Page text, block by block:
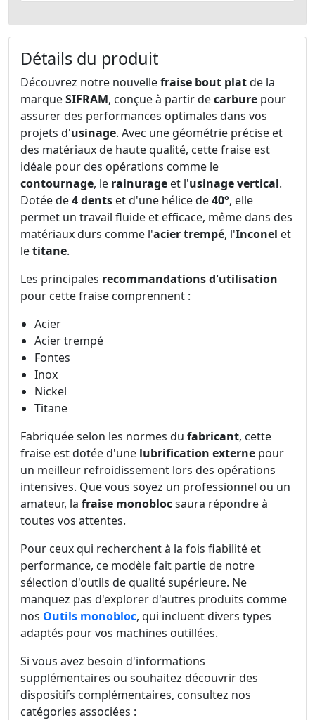
Détails du produit
Découvrez notre nouvellefraise bout platde la
marqueSIFRAM, conçue à partir decarbure pour
assurer des performances optimales dans vos
projets d'usinage. Avec une géométrie précise et
des matériaux de haute qualité, cette fraise est
idéale pour des opérations comme le
contournage, le rainurage et l'usinage vertical.
Dotée de4 dents et d'une hélice de40°, elle
permet un travail fluide et efficace, même dans des
matériaux durs comme l'acier trempé, l'Inconel et
letitane.
Les principales recommandations d'utilisation
pour cette fraise comprennent :
Acier
Acier trempé
Fontes
Inox
Nickel
Titane
Fabriquée selon les normes du fabricant, cette
fraise est dotée d'une lubrification externe pour
un meilleur refroidissement lors des opérations
intensives. Que vous soyez un professionnel ou un
amateur, la fraise monoblocsaura répondre à
toutes vos attentes.
Pour ceux qui recherchent à la fois fiabilité et
performance, ce modèle fait partie de notre
sélection d'outils de qualité supérieure. Ne
manquez pas d'explorer d'autres produits comme
nos Outils monobloc, qui incluent divers types
adaptés pour vos machines outillées.
Si vous avez besoin d'informations
supplémentaires ou souhaitez découvrir des
dispositifs complémentaires, consultez nos
catégories associées :